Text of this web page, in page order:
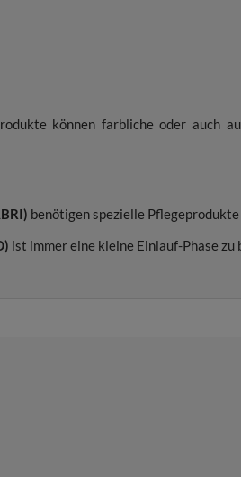
können farbliche oder auch
benötigen spezielle Pflegeprodukte
ist immer eine kleine Einlauf-Phase zu